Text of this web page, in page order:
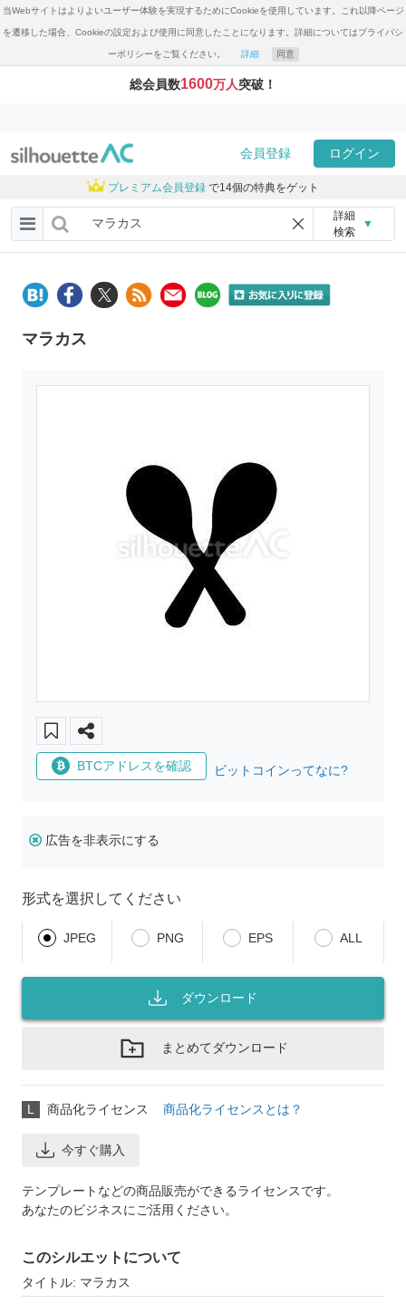
当Webサイトはよりよいユーザー体験を実現するためにCookieを使用しています。これ以降ページ
を遷移した場合、Cookieの設定および使用に同意したことになります。詳細についてはプライバシ
ーポリシーをご覧ください。 詳細 同意
総会員数1600万人突破！
会員登録 ログイン
プレミアム会員登録 で14個の特典をゲット
詳細
検索
▼
マラカス
BTCアドレスを確認 ビットコインってなに?
広告を非表示にする
形式を選択してください
JPEG PNG EPS ALL
ダウンロード
まとめてダウンロード
L 商品化ライセンス 商品化ライセンスとは？
今すぐ購入
テンプレートなどの商品販売ができるライセンスです。
あなたのビジネスにご活用ください。
このシルエットについて
タイトル: マラカス